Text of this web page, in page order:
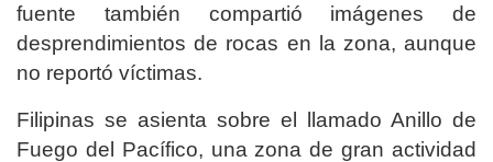
fuente también compartió imágenes de
desprendimientos de rocas en la zona, aunque
no reportó víctimas.
Filipinas se asienta sobre el llamado Anillo de
Fuego del Pacífico, una zona de gran actividad